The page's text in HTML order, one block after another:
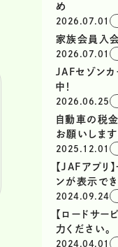
め
2026.07.01
家族会員入
2026.07.01
JAFセゾン
中！
2026.06.25
自動車の税
お願いします
2025.12.01
【JAFアプリ
ンが表示で
2024.09.24
【ロードサー
力ください。
2024.04.01